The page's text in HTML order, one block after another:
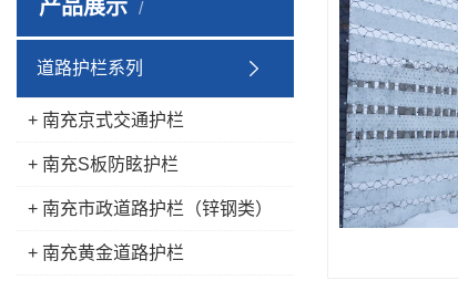
产品展示
道路护栏系列
+ 南充京式交通护栏
+ 南充S板防眩护栏
+ 南充市政道路护栏（锌钢类）
+ 南充黄金道路护栏